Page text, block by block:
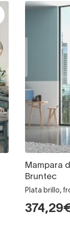
Mampara
Bruntec
Plata brillo,